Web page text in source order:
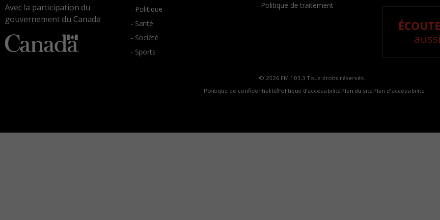
Avec la participation du
gouvernement du Canada
- Politique
- Santé
- Société
- Sports
- Politique de traitement
© 2026 FM 103,3 Tous droits réservés.
Politique de confidentialité Politique d’accessibilité Plan du site Plan d'accessibilite